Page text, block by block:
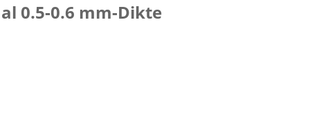
0.5-0.6 mm-Dikte